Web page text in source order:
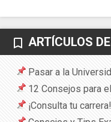
bookmark_border ARTÍCULOS
Pasar a la
12 Consejos para
¡Consulta tu carrera!